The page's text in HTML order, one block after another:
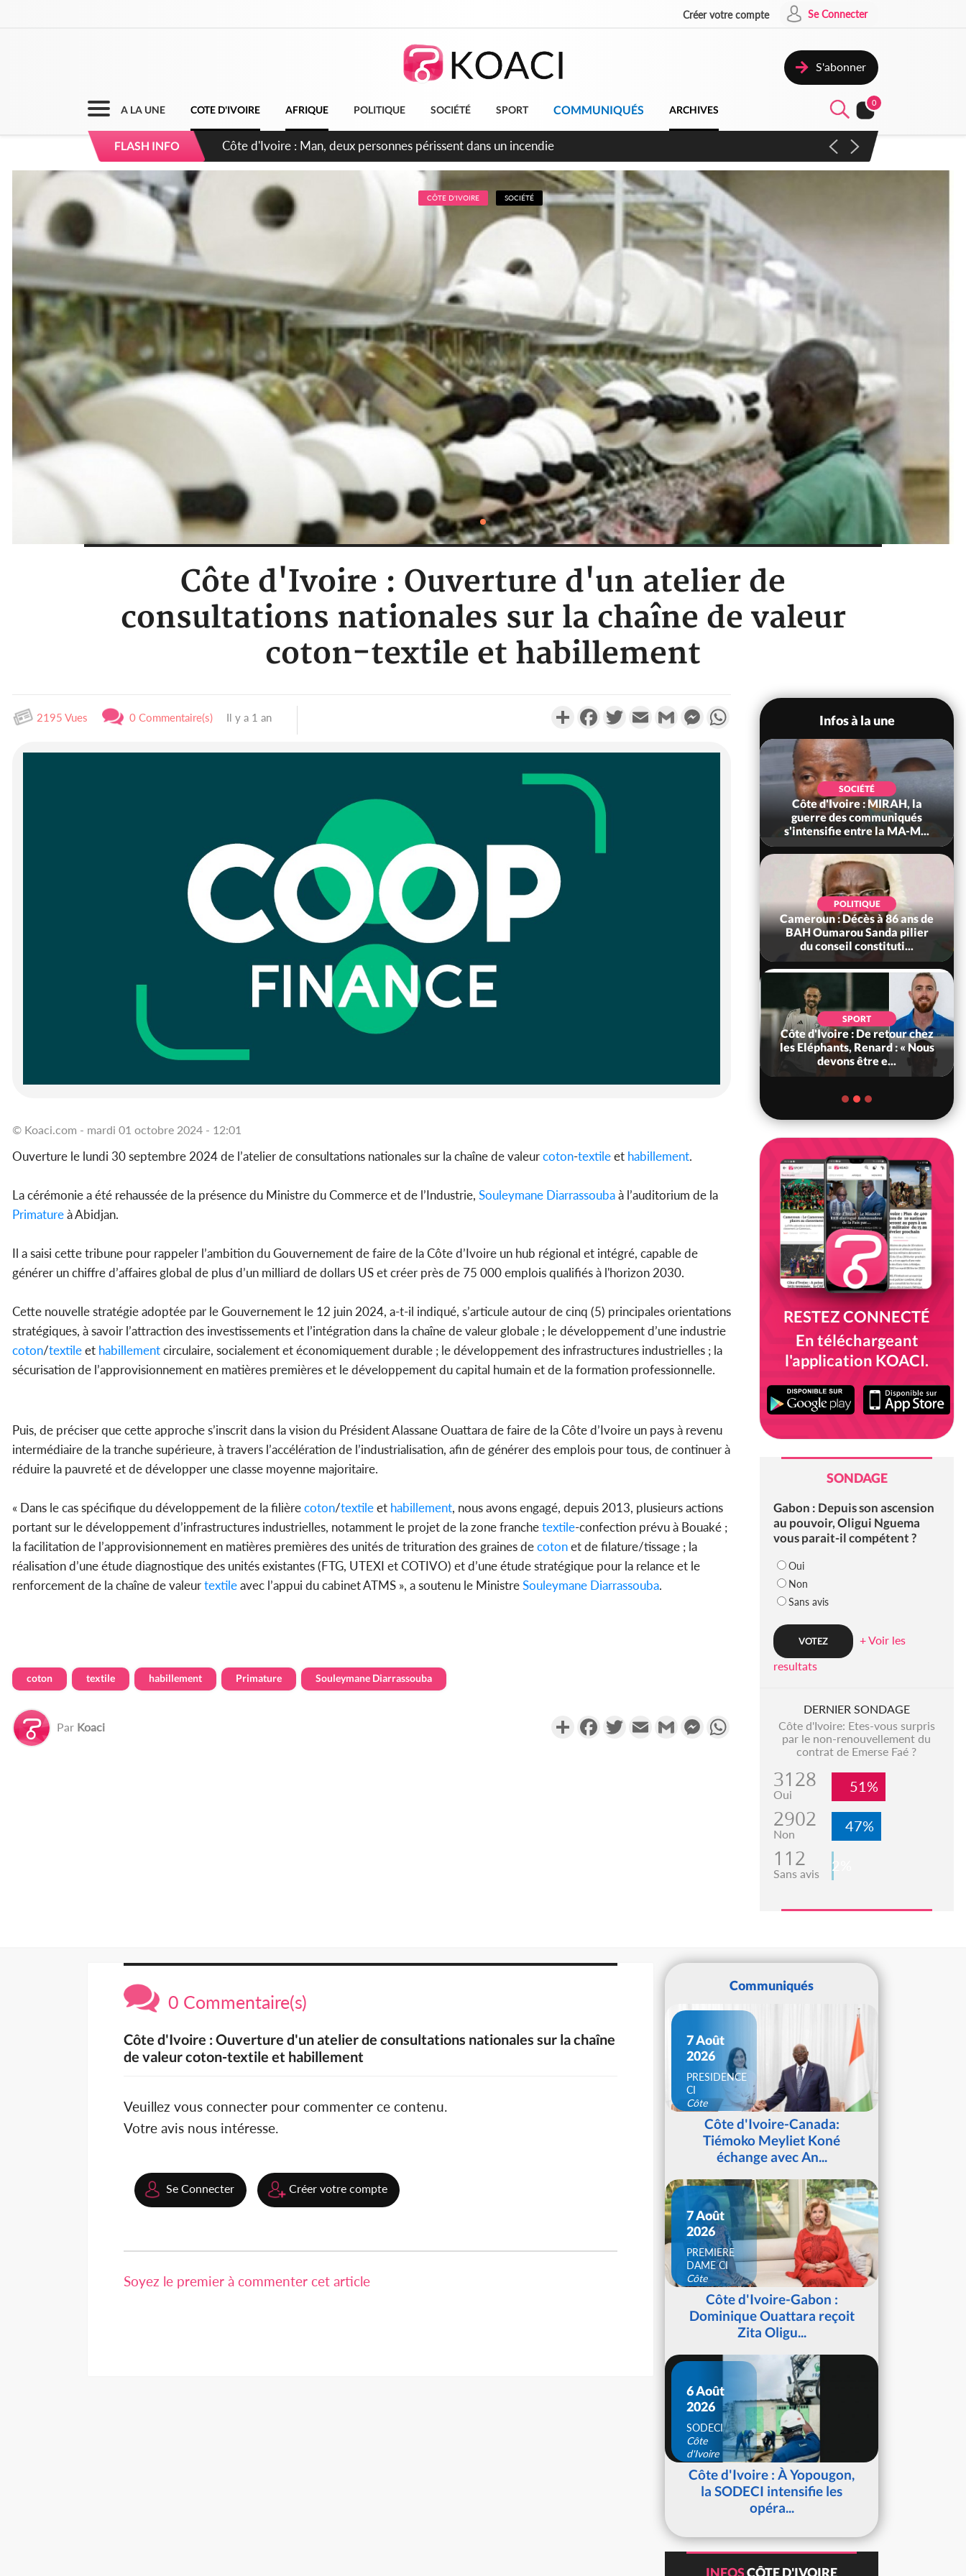
Créer votre compte Se Connecter
S'abonner
A LA UNE COTE D'IVOIRE AFRIQUE POLITIQUE SOCIÉTÉ SPORT COMMUNIQUÉS ARCHIVES
0
FLASH INFO
Côte d'Ivoire : Séileu, la célébration de la fête nationale transformée en vaste campagne contre les produits
dépigmentants dangereux
CÔTE D'IVOIRE SOCIÉTÉ
Côte d'Ivoire : Ouverture d'un atelier de
consultations nationales sur la chaîne de valeur
coton-textile et habillement
2195 Vues 0 Commentaire(s) Il y a 1 an PartagerFacebookTwitterEmail Gmail MessengerWhatsApp
© Koaci.com - mardi 01 octobre 2024 - 12:01
Ouverture le lundi 30 septembre 2024 de l’atelier de consultations nationales sur la chaîne de valeurcoton-textileet habillement.
La cérémonie a été rehaussée de la présence du Ministre du Commerce et de l’Industrie, Souleymane Diarrassoubaà l’auditorium de la
Primatureà Abidjan.
Il a saisi cette tribune pour rappeler l’ambition du Gouvernement de faire de la Côte d’Ivoire un hub régional et intégré, capable de
générer un chiffre d’affaires global de plus d’un milliard de dollars US et créer près de 75 000 emplois qualifiés à l'horizon 2030.
Cette nouvelle stratégie adoptée par le Gouvernement le 12 juin 2024, a-t-il indiqué, s’articule autour de cinq (5) principales orientations
stratégiques, à savoir l’attraction des investissements et l’intégration dans la chaîne de valeur globale ; le développement d’une industrie
coton/textileet habillementcirculaire, socialement et économiquement durable ; le développement des infrastructures industrielles ; la
sécurisation de l’approvisionnement en matières premières et le développement du capital humain et de la formation professionnelle.
Puis, de préciser que cette approche s’inscrit dans la vision du Président Alassane Ouattara de faire de la Côte d’Ivoire un pays à revenu
intermédiaire de la tranche supérieure, à travers l’accélération de l’industrialisation, afin de générer des emplois pour tous, de continuer à
réduire la pauvreté et de développer une classe moyenne majoritaire.
« Dans le cas spécifique du développement de la filièrecoton/textileet habillement, nous avons engagé, depuis 2013, plusieurs actions
portant sur le développement d’infrastructures industrielles, notamment le projet de la zone franchetextile-confection prévu à Bouaké ;
la facilitation de l’approvisionnement en matières premières des unités de trituration des graines decotonet de filature/tissage ; la
réalisation d’une étude diagnostique des unités existantes (FTG, UTEXI et COTIVO) et d’une étude stratégique pour la relance et le
renforcement de la chaîne de valeurtextileavec l’appui du cabinet ATMS », a soutenu le MinistreSouleymane Diarrassouba.
coton textile habillement Primature Souleymane Diarrassouba
Par Koaci PartagerFacebookTwitterEmail Gmail MessengerWhatsApp
Infos à la une
Côte d'Ivoire : Man, deux
personnes périssent dans un
SOCIÉTÉ
Côte d'Ivoire : MIRAH, la
guerre des communiqués
s'intensifie entre la MA-M...
POLITIQUE
Cameroun : Décès à 86 ans de
BAH Oumarou Sanda pilier
du conseil constituti...
SPORT
Côte d'Ivoire : De retour chez
les Eléphants, Renard : « Nous
devons être e...
RESTEZ CONNECTÉ
En téléchargeant
l'application KOACI.
SONDAGE
Gabon : Depuis son ascension
au pouvoir, Oligui Nguema
vous parait-il compétent ?
Oui
Non
Sans avis
+ Voir les
resultats
DERNIER SONDAGE
Côte d'Ivoire: Etes-vous surpris
par le non-renouvellement du
contrat de Emerse Faé ?
3128
Oui 51%
2902
Non 47%
112
Sans avis 2%
0 Commentaire(s)
Côte d'Ivoire : Ouverture d'un atelier de consultations nationales sur la chaîne
de valeur coton-textile et habillement
Veuillez vous connecter pour commenter ce contenu.
Votre avis nous intéresse.
Se Connecter Créer votre compte
Soyez le premier à commenter cet article
Communiqués
7 Août
2026
PRESIDENCE
CI
Côte
d'IvoireCôte d'Ivoire-Canada:
Tiémoko Meyliet Koné
échange avec An...
7 Août
2026
PREMIERE
DAME CI
Côte
d'IvoireCôte d'Ivoire-Gabon :
Dominique Ouattara reçoit
Zita Oligu...
6 Août
2026
SODECI
Côte
d'Ivoire
Côte d'Ivoire : À Yopougon,
la SODECI intensifie les
opéra...
INFOSCÔTE D'IVOIRE